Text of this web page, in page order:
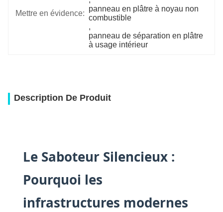
Mettre en évidence:
panneau en plâtre à noyau non
combustible
,
panneau de séparation en plâtre
à usage intérieur
Description De Produit
Le Saboteur Silencieux :
Pourquoi les
infrastructures modernes